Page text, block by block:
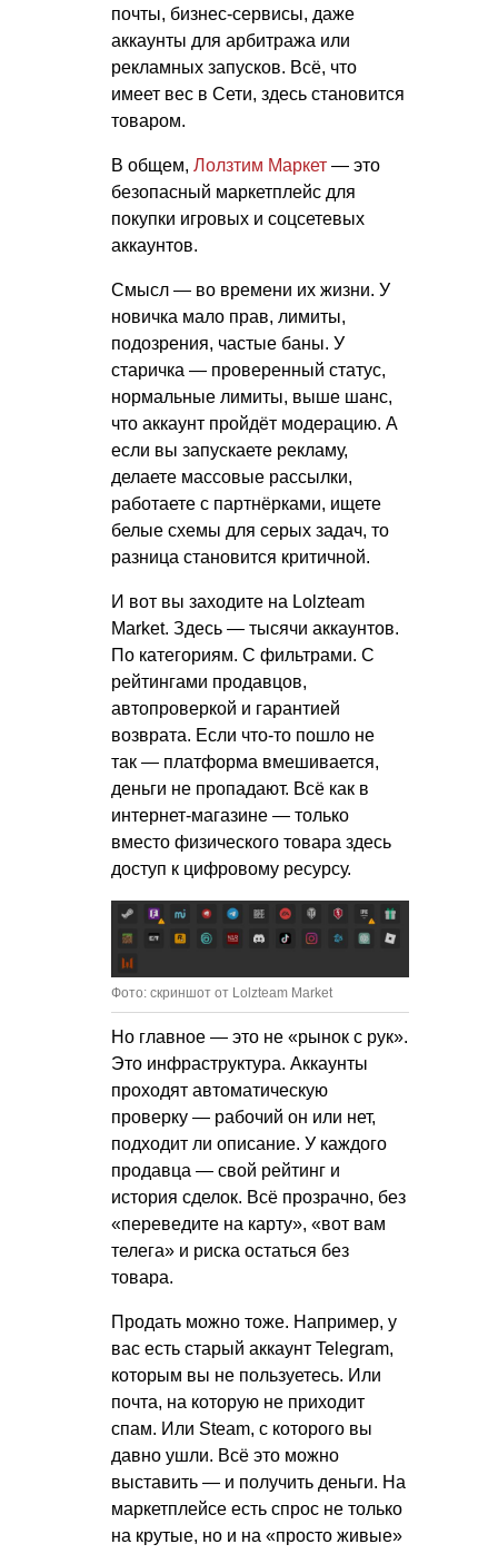
почты, бизнес-сервисы, даже
аккаунты для арбитража или
рекламных запусков. Всё, что
имеет вес в Сети, здесь становится
товаром.
В общем, Лолзтим Маркет — это
безопасный маркетплейс для
покупки игровых и соцсетевых
аккаунтов.
Смысл — во времени их жизни. У
новичка мало прав, лимиты,
подозрения, частые баны. У
старичка — проверенный статус,
нормальные лимиты, выше шанс,
что аккаунт пройдёт модерацию. А
если вы запускаете рекламу,
делаете массовые рассылки,
работаете с партнёрками, ищете
белые схемы для серых задач, то
разница становится критичной.
И вот вы заходите на Lolzteam
Market. Здесь — тысячи аккаунтов.
По категориям. С фильтрами. С
рейтингами продавцов,
автопроверкой и гарантией
возврата. Если что-то пошло не
так — платформа вмешивается,
деньги не пропадают. Всё как в
интернет-магазине — только
вместо физического товара здесь
доступ к цифровому ресурсу.
Фото: скриншот от Lolzteam Market
Но главное — это не «рынок с рук».
Это инфраструктура. Аккаунты
проходят автоматическую
проверку — рабочий он или нет,
подходит ли описание. У каждого
продавца — свой рейтинг и
история сделок. Всё прозрачно, без
«переведите на карту», «вот вам
телега» и риска остаться без
товара.
Продать можно тоже. Например, у
вас есть старый аккаунт Telegram,
которым вы не пользуетесь. Или
почта, на которую не приходит
спам. Или Steam, с которого вы
давно ушли. Всё это можно
выставить — и получить деньги. На
маркетплейсе есть спрос не только
на крутые, но и на «просто живые»